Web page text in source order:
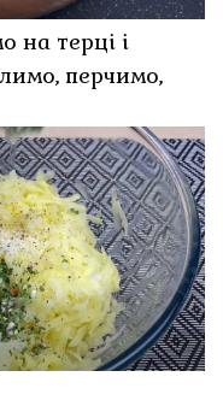
на терці і
перчимо,